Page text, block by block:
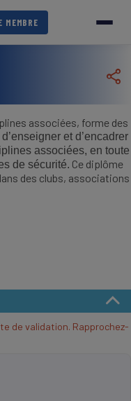
MEMBRE
associées, forme des
d’enseigner et d’encadrer
associées, en toute
de sécurité. Ce diplôme
des clubs, associations
de validation. Rapprochez-